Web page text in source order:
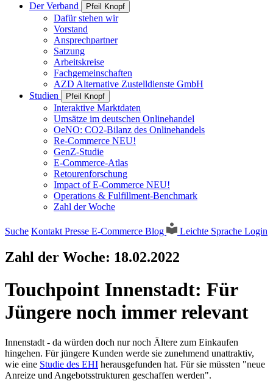
Der Verband
Pfeil Knopf
Dafür stehen wir
Vorstand
Ansprechpartner
Satzung
Arbeitskreise
Fachgemeinschaften
AZD Alternative Zustelldienste GmbH
Studien
Pfeil Knopf
Interaktive Marktdaten
Umsätze im deutschen Onlinehandel
OeNO: CO2-Bilanz des Onlinehandels
Re-Commerce NEU!
GenZ-Studie
E-Commerce-Atlas
Retourenforschung
Impact of E-Commerce NEU!
Operations & Fulfillment-Benchmark
Zahl der Woche
Suche Kontakt Presse E-Commerce Blog Leichte Sprache Login
Zahl der Woche: 18.02.2022
Touchpoint Innenstadt: Für
Jüngere noch immer relevant
Innenstadt - da würden doch nur noch Ältere zum Einkaufen
hingehen. Für jüngere Kunden werde sie zunehmend unattraktiv,
wie eine Studie des EHI herausgefunden hat. Für sie müssten "neue
Anreize und Angebotsstrukturen geschaffen werden".